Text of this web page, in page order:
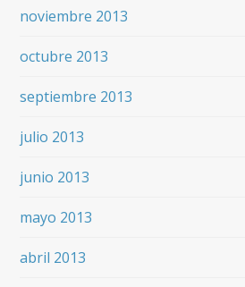
noviembre 2013
octubre 2013
septiembre 2013
julio 2013
junio 2013
mayo 2013
abril 2013